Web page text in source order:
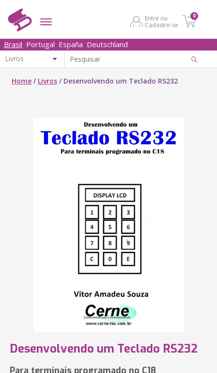
Entre ou
Cadastre-se
0
Brasil Portugal España Deutschland
Home / Livros / Desenvolvendo um Teclado RS232
Desenvolvendo um Teclado RS232
Para terminais programado no C18